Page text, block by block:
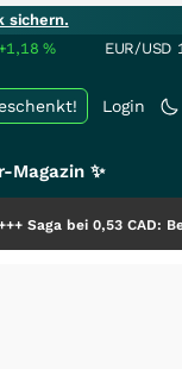
sichern.
+1,18% EUR/USD
Login
Magazin ✨
0,53 CAD: Bewertet